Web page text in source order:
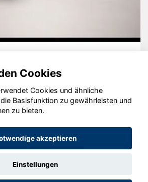
GmbH 2020 - 2026
Cookies
Cookies und ähnliche
Basisfunktion zu gewährleisten und
zu bieten.
akzeptieren
Einstellungen